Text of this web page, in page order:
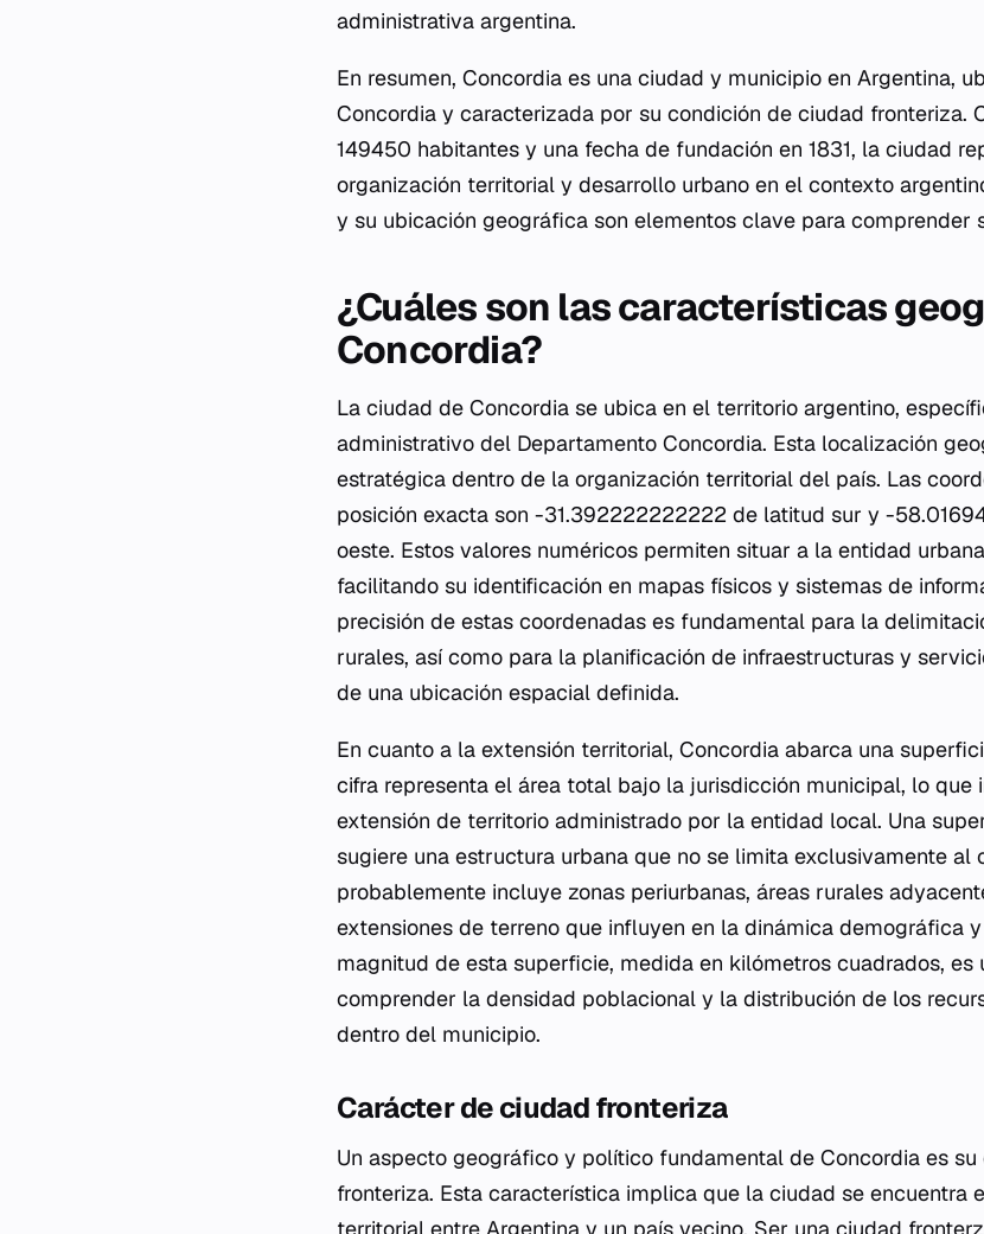
administrativa argentina.
En resumen, Concordia es una ciudad y municipio en Argentina,
Concordia y caracterizada por su condición de ciudad fronteriza.
149450 habitantes y una fecha de fundación en 1831, la ciudad
organización territorial y desarrollo urbano en el contexto
y su ubicación geográfica son elementos clave para comprender
¿Cuáles son las características
Concordia?
La ciudad de Concordia se ubica en el territorio argentino,
administrativo del Departamento Concordia. Esta localización
estratégica dentro de la organización territorial del país. Las
posición exacta son -31.392222222222 de latitud sur y -
oeste. Estos valores numéricos permiten situar a la entidad
facilitando su identificación en mapas físicos y sistemas de
precisión de estas coordenadas es fundamental para la
rurales, así como para la planificación de infraestructuras y
de una ubicación espacial definida.
En cuanto a la extensión territorial, Concordia abarca una
cifra representa el área total bajo la jurisdicción municipal, lo que
extensión de territorio administrado por la entidad local. Una
sugiere una estructura urbana que no se limita exclusivamente al
probablemente incluye zonas periurbanas, áreas rurales
extensiones de terreno que influyen en la dinámica demográfica
magnitud de esta superficie, medida en kilómetros cuadrados, es
comprender la densidad poblacional y la distribución de los
dentro del municipio.
Carácter de ciudad fronteriza
Un aspecto geográfico y político fundamental de Concordia es
fronteriza. Esta característica implica que la ciudad se encuentra
territorial entre Argentina y un país vecino. Ser una ciudad